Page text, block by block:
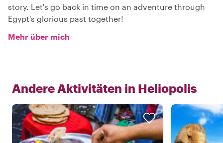
story. Let's go back in time on an adventure through
Egypt's glorious past together!
Mehr über mich
Andere Aktivitäten in Heliopolis